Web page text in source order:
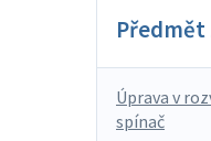
Úprava v
spínač